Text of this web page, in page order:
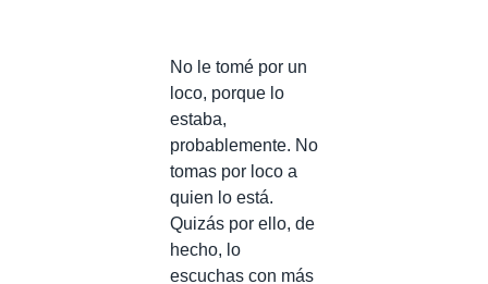
No le tomé por un
loco, porque lo
estaba,
probablemente. No
tomas por loco a
quien lo está.
Quizás por ello, de
hecho, lo
escuchas con más